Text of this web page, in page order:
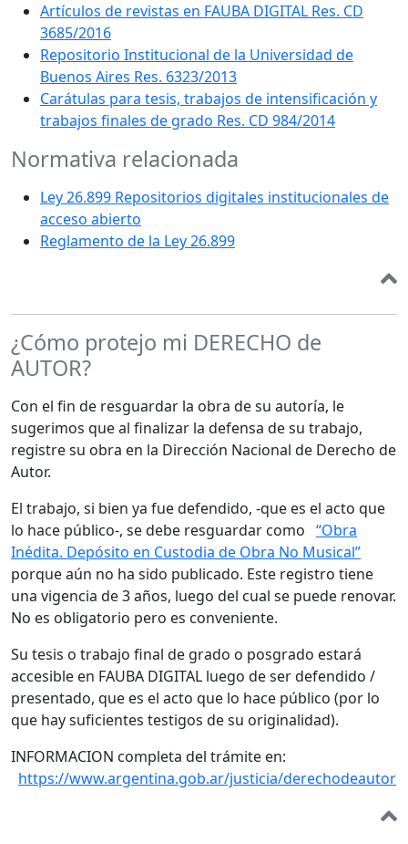
Artículos de revistas en FAUBA DIGITAL Res. CD
3685/2016
Repositorio Institucional de la Universidad de
Buenos Aires Res. 6323/2013
Carátulas para tesis, trabajos de intensificación y
trabajos finales de grado Res. CD 984/2014
Normativa relacionada
Ley 26.899 Repositorios digitales institucionales de
acceso abierto
Reglamento de la Ley 26.899
¿Cómo protejo mi DERECHO de
AUTOR?
Con el fin de resguardar la obra de su autoría, le
sugerimos que al finalizar la defensa de su trabajo,
registre su obra en la Dirección Nacional de Derecho de
Autor.
El trabajo, si bien ya fue defendido, -que es el acto que
lo hace público-, se debe resguardar como “Obra
Inédita. Depósito en Custodia de Obra No Musical”
porque aún no ha sido publicado. Este registro tiene
una vigencia de 3 años, luego del cual se puede renovar.
No es obligatorio pero es conveniente.
Su tesis o trabajo final de grado o posgrado estará
accesible en FAUBA DIGITAL luego de ser defendido /
presentado, que es el acto que lo hace público (por lo
que hay suficientes testigos de su originalidad).
INFORMACION completa del trámite en:
https://www.argentina.gob.ar/justicia/derechodeautor